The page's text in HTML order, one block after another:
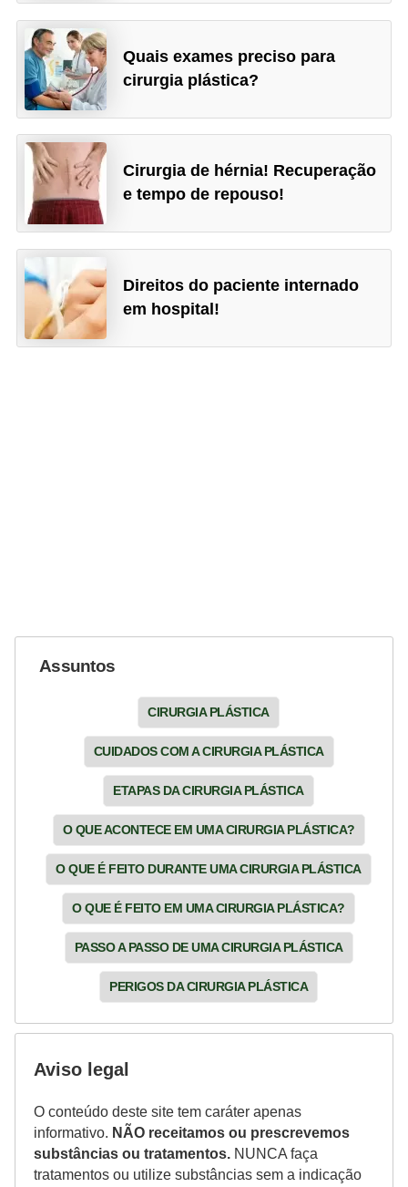
Quais exames preciso para
cirurgia plástica?
Cirurgia de hérnia! Recuperação
e tempo de repouso!
Direitos do paciente internado
em hospital!
Assuntos
CIRURGIA PLÁSTICA
CUIDADOS COM A CIRURGIA PLÁSTICA
ETAPAS DA CIRURGIA PLÁSTICA
O QUE ACONTECE EM UMA CIRURGIA PLÁSTICA?
O QUE É FEITO DURANTE UMA CIRURGIA PLÁSTICA
O QUE É FEITO EM UMA CIRURGIA PLÁSTICA?
PASSO A PASSO DE UMA CIRURGIA PLÁSTICA
PERIGOS DA CIRURGIA PLÁSTICA
Aviso legal
O conteúdo deste site tem caráter apenas
informativo. NÃO receitamos ou prescrevemos
substâncias ou tratamentos. NUNCA faça
tratamentos ou utilize substâncias sem a indicação